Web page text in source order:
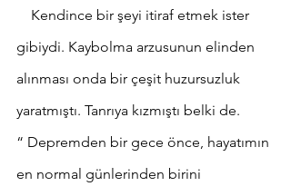
gibiydi. Kaybolma arzusunun elinden
alınması onda bir çeşit huzursuzluk
yaratmıştı. Tanrıya kızmıştı belki de.
“ Depremden bir gece önce, hayatımın
en normal günlerinden birini